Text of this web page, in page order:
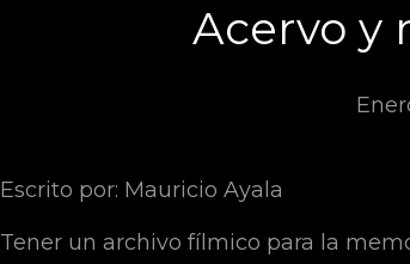
Acervo y
Escrito por: Mauricio Ayala
Tener un archivo fílmico para la